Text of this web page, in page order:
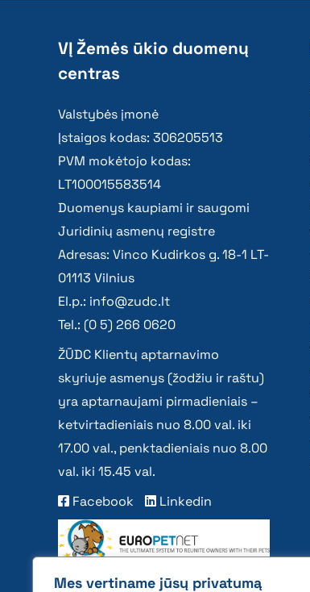
Mes vertiname jūsų privatumą
VĮ Žemės ūkio duomenų
centras
Valstybės įmonė
Įstaigos kodas: 306205513
PVM mokėtojo kodas:
LT100015583514
Duomenys kaupiami ir saugomi
Juridinių asmenų registre
Adresas: Vinco Kudirkos g. 18-1 LT-
01113 Vilnius
El.p.: info@zudc.lt
Tel.: (0 5) 266 0620
ŽŪDC Klientų aptarnavimo
skyriuje asmenys (žodžiu ir raštu)
yra aptarnaujami pirmadieniais –
ketvirtadieniais nuo 8.00 val. iki
17.00 val., penktadieniais nuo 8.00
val. iki 15.45 val.
Facebook
Linkedin